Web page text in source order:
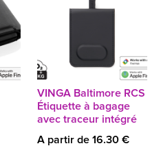
VINGA Baltimore RCS
Étiquette à bagage
avec traceur intégré
A partir de 16.30 €